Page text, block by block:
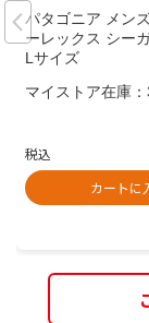
パタゴニア メン
ーレックス シー
Lサイズ
マイストア在庫：
税込
カートに